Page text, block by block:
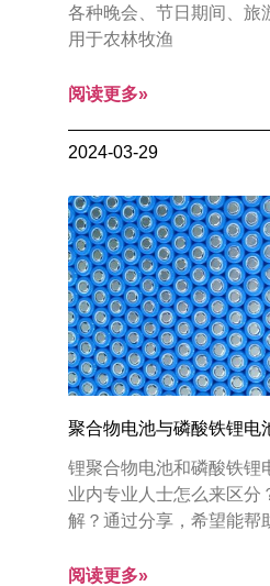
各种晚会、节日期间、旅
用于农林牧渔
阅读更多»
2024-03-29
聚合物电池与磷酸铁锂电
锂聚合物电池和磷酸铁锂
业内专业人士怎么来区分
解？通过分享，希望能帮
阅读更多»